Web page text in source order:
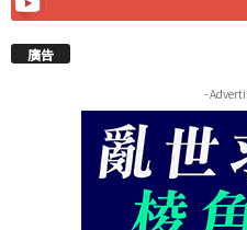
廣告
-